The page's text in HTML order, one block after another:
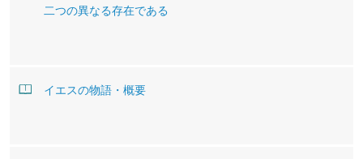
二つの異なる存在である
イエスの物語・概要